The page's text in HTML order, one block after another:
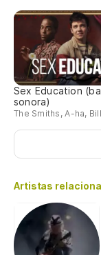
Sex Education
sonora)
The Smiths, A-ha,
Artistas